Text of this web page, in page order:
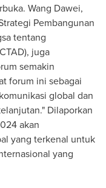
Wang Dawei,
Pembangunan
tentang
juga
semakin
forum ini sebagai
global dan
Dilaporkan
akan
yang terkenal untuk
yang